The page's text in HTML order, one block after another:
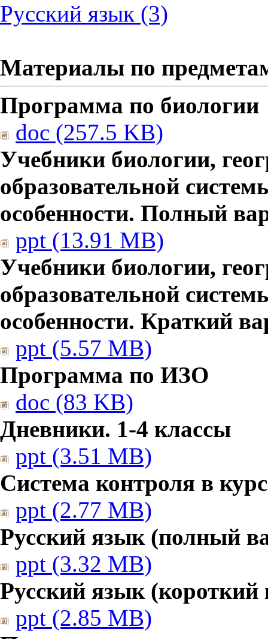
Русский язык (3)
Материалы по
Программа по биологии
doc (257.5 KB)
Учебники биологии,
образовательной
особенности. Полный
ppt (13.91 MB)
Учебники биологии,
образовательной
особенности. Краткий
ppt (5.57 MB)
Программа по ИЗО
doc (83 KB)
Дневники. 1-4 классы
ppt (3.51 MB)
Система контроля в
ppt (2.77 MB)
Русский язык (полный
ppt (3.32 MB)
Русский язык (короткий
ppt (2.85 MB)